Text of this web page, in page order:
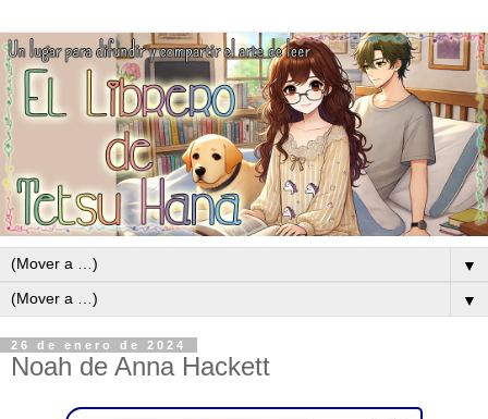
▼
▼
26 de enero de 2024
Noah de Anna Hackett